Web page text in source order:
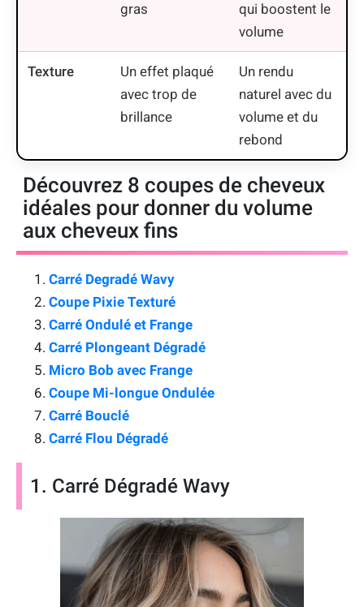
gras
qui boostent le
volume
Texture
Un effet plaqué
avec trop de
brillance
Un rendu
naturel avec du
volume et du
rebond
Découvrez 8 coupes de cheveux
idéales pour donner du volume
aux cheveux fins
Carré Degradé Wavy
Coupe Pixie Texturé
Carré Ondulé et Frange
Carré Plongeant Dégradé
Micro Bob avec Frange
Coupe Mi-longue Ondulée
Carré Bouclé
Carré Flou Dégradé
1. Carré Dégradé Wavy